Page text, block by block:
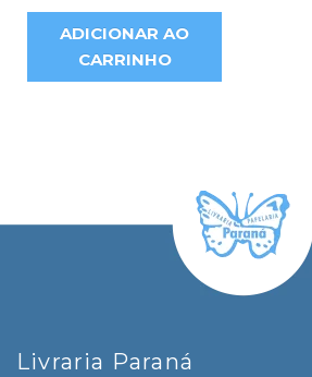
ADICIONAR AO
CARRINHO
Livraria Paraná